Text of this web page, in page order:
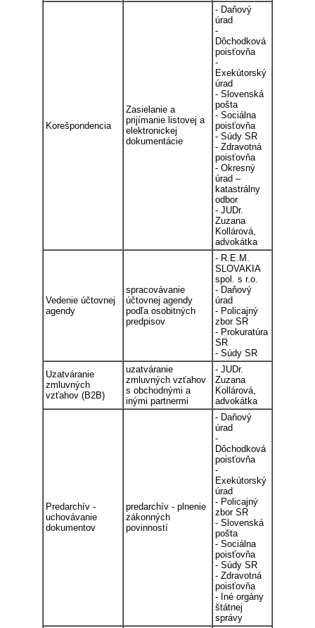
Korešpondencia
Zasielanie a
prijímanie listovej a
elektronickej
dokumentácie
- Daňový
úrad
-
Dôchodková
poisťovňa
-
Exekútorský
úrad
- Slovenská
pošta
- Sociálna
poisťovňa
- Súdy SR
- Zdravotná
poisťovňa
- Okresný
úrad –
katastrálny
odbor
- JUDr.
Zuzana
Kollárová,
advokátka
Vedenie účtovnej
agendy
spracovávanie
účtovnej agendy
podľa osobitných
predpisov
- R.E.M.
SLOVAKIA
spol. s r.o.
- Daňový
úrad
- Policajný
zbor SR
- Prokuratúra
SR
- Súdy SR
Uzatváranie
zmluvných
vzťahov (B2B)
uzatváranie
zmluvných vzťahov
s obchodnými a
inými partnermi
- JUDr.
Zuzana
Kollárová,
advokátka
Predarchív -
uchovávanie
dokumentov
predarchív - plnenie
zákonných
povinností
- Daňový
úrad
-
Dôchodková
poisťovňa
-
Exekútorský
úrad
- Policajný
zbor SR
- Slovenská
pošta
- Sociálna
poisťovňa
- Súdy SR
- Zdravotná
poisťovňa
- Iné orgány
štátnej
správy